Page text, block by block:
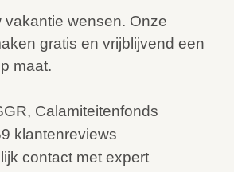
vakantie wensen. Onze
gratis en vrijblijvend een
maat.
Calamiteitenfonds
klantenreviews
contact met expert